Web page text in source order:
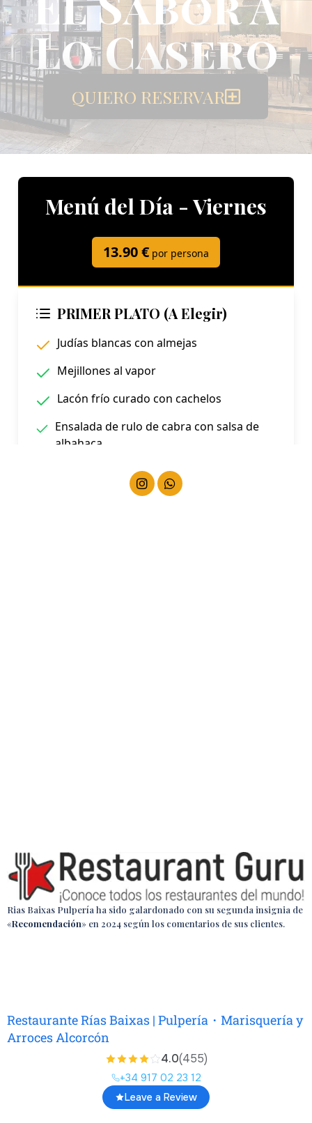
Lo Casero
QUIERO RESERVAR
Rias Baixas Pulpería ha sido galardonado con su segunda insignia de
«Recomendación» en 2024 según los comentarios de sus clientes.
Restaurante Rías Baixas | Pulpería・Marisquería y
Arroces Alcorcón
4.0(455)
+34 917 02 23 12
Leave a Review